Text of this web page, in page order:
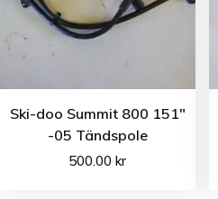
Ski-doo Summit 800 151″
-05 Tändspole
500.00kr